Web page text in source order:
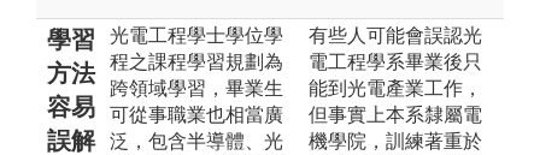
學習
方法
容易
誤解
光電工程學士學位學
程之課程學習規劃為
跨領域學習，畢業生
可從事職業也相當廣
泛，包含半導體、光
有些人可能會誤認光
電工程學系畢業後只
能到光電產業工作，
但事實上本系隸屬電
機學院，訓練著重於